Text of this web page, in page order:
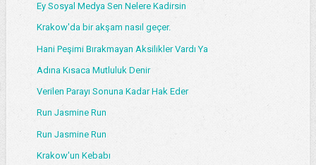
Ey Sosyal Medya Sen Nelere Kadirsin
Krakow'da bir akşam nasıl geçer.
Hani Peşimi Bırakmayan Aksilikler Vardı Ya
Adına Kısaca Mutluluk Denir
Verilen Parayı Sonuna Kadar Hak Eder
Run Jasmine Run
Run Jasmine Run
Krakow'un Kebabı